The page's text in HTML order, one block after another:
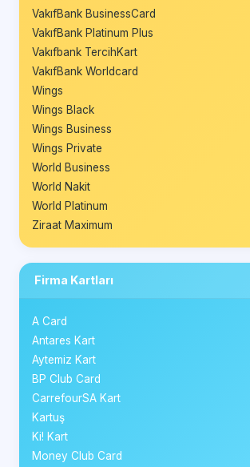
VakıfBank BusinessCard
VakıfBank Platinum Plus
Vakıfbank TercihKart
VakıfBank Worldcard
Wings
Wings Black
Wings Business
Wings Private
World Business
World Nakit
World Platinum
Ziraat Maximum
Firma Kartları
A Card
Antares Kart
Aytemiz Kart
BP Club Card
CarrefourSA Kart
Kartuş
Ki! Kart
Money Club Card